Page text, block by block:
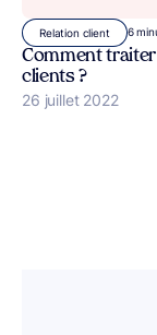
Relation client 6
Comment
clients ?
Publié le
26 juillet 2022